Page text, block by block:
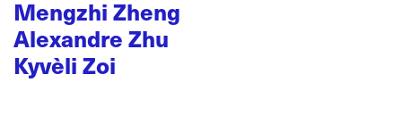
Mengzhi Zheng
Alexandre Zhu
Kyvèli Zoi